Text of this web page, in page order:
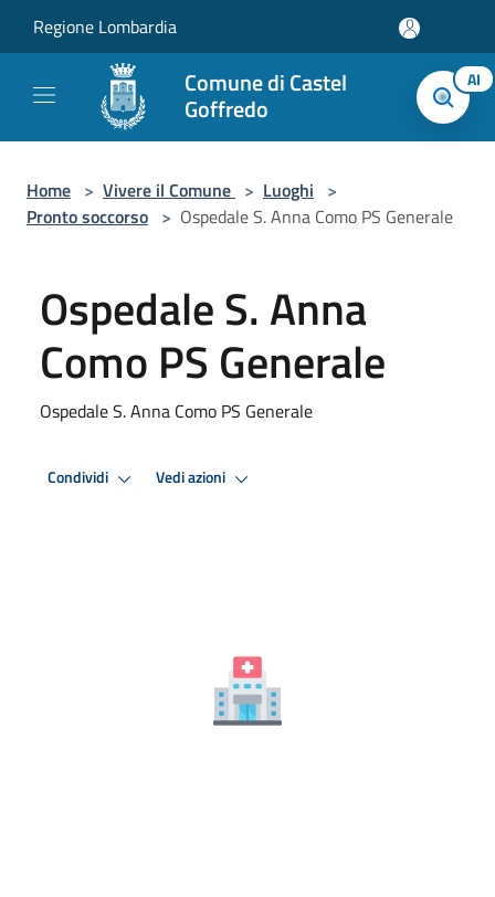
Regione Lombardia
Comune di Castel
Goffredo
AI
Home > Vivere il Comune > Luoghi >
Pronto soccorso > Ospedale S. Anna Como PS Generale
Ospedale S. Anna
Como PS Generale
Ospedale S. Anna Como PS Generale
Condividi Vedi azioni